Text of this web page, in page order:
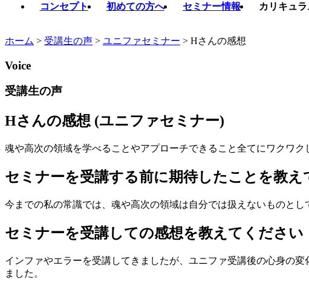
コンセプト 初めての方へ セミナー情報 カリキュラ
ホーム > 受講生の声 > ユニファセミナー > Hさんの感想
Voice
受講生の声
Hさんの感想 (ユニファセミナー)
魂や高次の領域を学べることやアプローチできること全てにワクワク
セミナーを受講する前に期待したことを教え
今までの私の常識では、魂や高次の領域は自分では扱えないものと
セミナーを受講しての感想を教えてください
インファやエラーを受講してきましたが、ユニファ受講後の心身の
ました。